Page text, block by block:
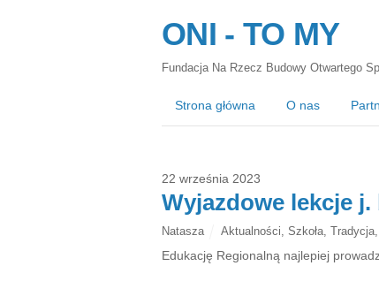
ONI - TO MY
Fundacja Na Rzecz Budowy Otwartego
Strona główna O nas
22 września 2023
Wyjazdowe lekcje j.
Natasza Aktualności Szkoła, Tradycja,
Edukację Regionalną najlepiej